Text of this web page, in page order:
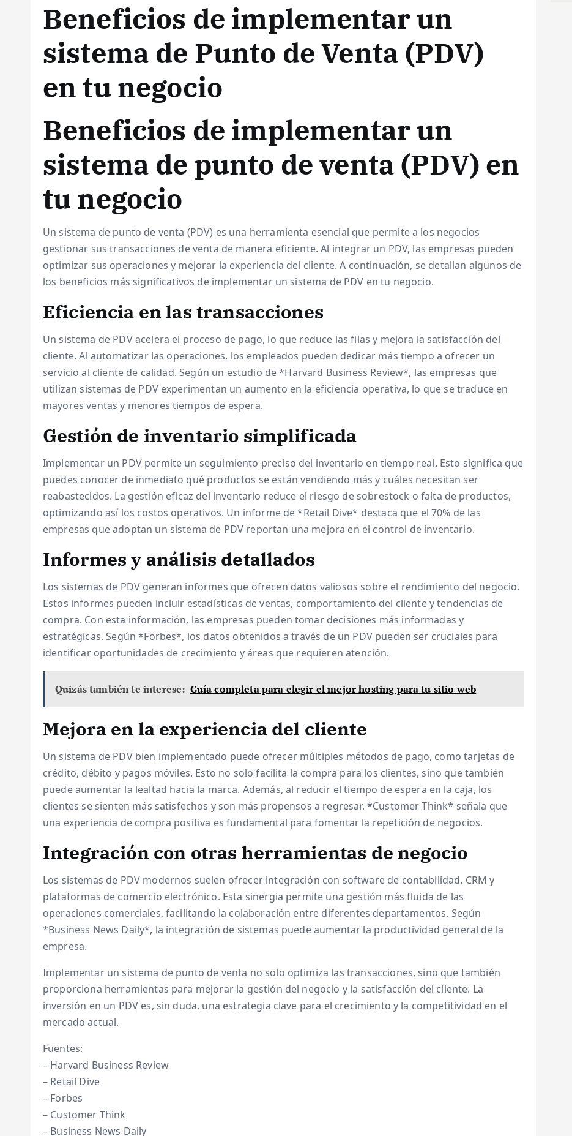
Beneficios de implementar un
sistema de Punto de Venta (PDV)
en tu negocio
Beneficios de implementar un
sistema de punto de venta (PDV) en
tu negocio
Un sistema de punto de venta (PDV) es una herramienta esencial que permite a los negocios
gestionar sus transacciones de venta de manera eficiente. Al integrar un PDV, las empresas pueden
optimizar sus operaciones y mejorar la experiencia del cliente. A continuación, se detallan algunos de
los beneficios más significativos de implementar un sistema de PDV en tu negocio.
Eficiencia en las transacciones
Un sistema de PDV acelera el proceso de pago, lo que reduce las filas y mejora la satisfacción del
cliente. Al automatizar las operaciones, los empleados pueden dedicar más tiempo a ofrecer un
servicio al cliente de calidad. Según un estudio de *Harvard Business Review*, las empresas que
utilizan sistemas de PDV experimentan un aumento en la eficiencia operativa, lo que se traduce en
mayores ventas y menores tiempos de espera.
Gestión de inventario simplificada
Implementar un PDV permite un seguimiento preciso del inventario en tiempo real. Esto significa que
puedes conocer de inmediato qué productos se están vendiendo más y cuáles necesitan ser
reabastecidos. La gestión eficaz del inventario reduce el riesgo de sobrestock o falta de productos,
optimizando así los costos operativos. Un informe de *Retail Dive* destaca que el 70% de las
empresas que adoptan un sistema de PDV reportan una mejora en el control de inventario.
Informes y análisis detallados
Los sistemas de PDV generan informes que ofrecen datos valiosos sobre el rendimiento del negocio.
Estos informes pueden incluir estadísticas de ventas, comportamiento del cliente y tendencias de
compra. Con esta información, las empresas pueden tomar decisiones más informadas y
estratégicas. Según *Forbes*, los datos obtenidos a través de un PDV pueden ser cruciales para
identificar oportunidades de crecimiento y áreas que requieren atención.
Quizás también te interese: Guía completa para elegir el mejor hosting para tu sitio web
Mejora en la experiencia del cliente
Un sistema de PDV bien implementado puede ofrecer múltiples métodos de pago, como tarjetas de
crédito, débito y pagos móviles. Esto no solo facilita la compra para los clientes, sino que también
puede aumentar la lealtad hacia la marca. Además, al reducir el tiempo de espera en la caja, los
clientes se sienten más satisfechos y son más propensos a regresar. *Customer Think* señala que
una experiencia de compra positiva es fundamental para fomentar la repetición de negocios.
Integración con otras herramientas de negocio
Los sistemas de PDV modernos suelen ofrecer integración con software de contabilidad, CRM y
plataformas de comercio electrónico. Esta sinergia permite una gestión más fluida de las
operaciones comerciales, facilitando la colaboración entre diferentes departamentos. Según
*Business News Daily*, la integración de sistemas puede aumentar la productividad general de la
empresa.
Implementar un sistema de punto de venta no solo optimiza las transacciones, sino que también
proporciona herramientas para mejorar la gestión del negocio y la satisfacción del cliente. La
inversión en un PDV es, sin duda, una estrategia clave para el crecimiento y la competitividad en el
mercado actual.
Fuentes:
– Harvard Business Review
– Retail Dive
– Forbes
– Customer Think
– Business News Daily